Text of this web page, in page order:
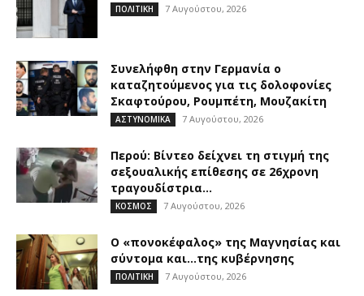
ΠΟΛΙΤΙΚΗ 7 Αυγούστου, 2026
Συνελήφθη στην Γερμανία ο
καταζητούμενος για τις δολοφονίες
Σκαφτούρου, Ρουμπέτη, Μουζακίτη
ΑΣΤΥΝΟΜΙΚΑ 7 Αυγούστου, 2026
Περού: Βίντεο δείχνει τη στιγμή της
σεξουαλικής επίθεσης σε 26χρονη
τραγουδίστρια...
ΚΟΣΜΟΣ 7 Αυγούστου, 2026
Ο «πονοκέφαλος» της Μαγνησίας και
σύντομα και…της κυβέρνησης
ΠΟΛΙΤΙΚΗ 7 Αυγούστου, 2026